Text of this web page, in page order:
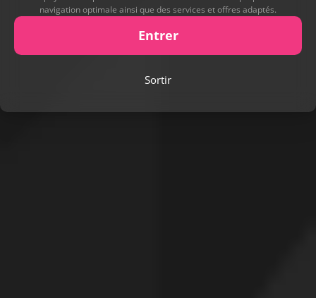
navigation optimale ainsi que des services et offres adaptés.
Entrer
Sortir